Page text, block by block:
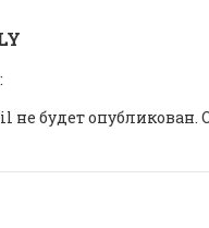
не будет опубликован.